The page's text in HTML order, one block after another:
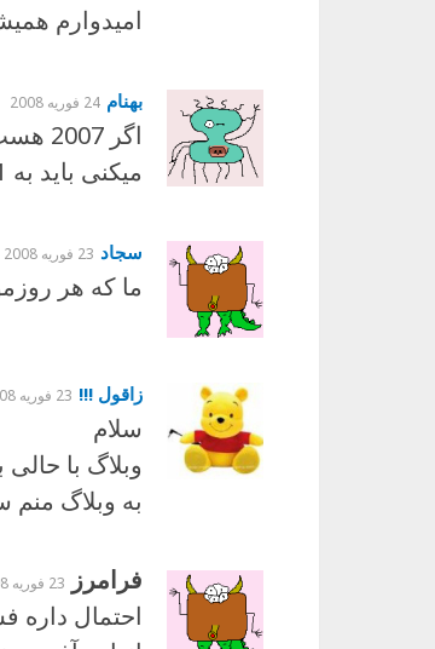
امیدوارم
بهنام 24 فوریه 2008
اگر
میکنی باید به sp1 آپدیت کنی
سجاد 23 فوریه 2008
ما که هر
زاقول !!! 23 فوریه 2008
سلام
وبلاگ با حالی
به وبلاگ
فرامرز 23 فوریه 2008
احتمال داره